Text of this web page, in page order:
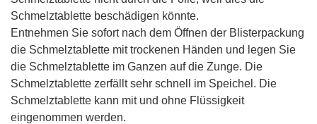
Schmelztablette beschädigen könnte.
Entnehmen Sie sofort nach dem Öffnen der Blisterpackung
die Schmelztablette mit trockenen Händen und legen Sie
die Schmelztablette im Ganzen auf die Zunge. Die
Schmelztablette zerfällt sehr schnell im Speichel. Die
Schmelztablette kann mit und ohne Flüssigkeit
eingenommen werden.